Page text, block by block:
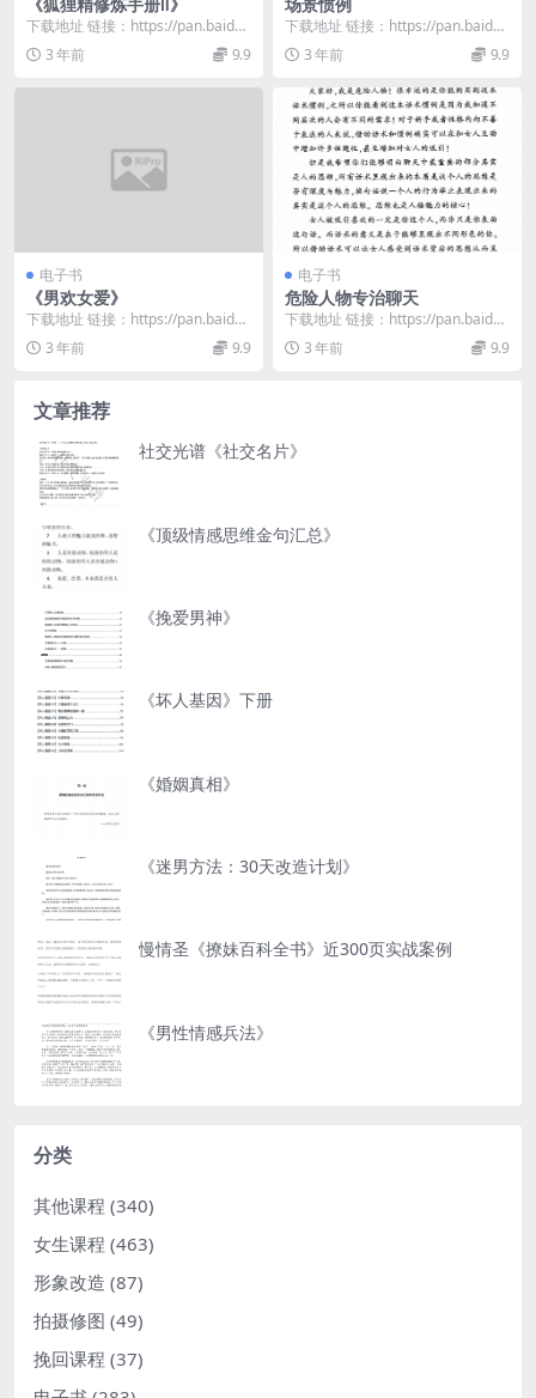
下载地址 链接：https://pan.baidu.
com/s/1zirzuJK...
3 年前 9.9
下载地址 链接：https://pan.baidu.
com/s/1X8d4s_Z...
3 年前 9.9
电子书
《男欢女爱》
下载地址 链接：https://pan.baidu.
com/s/1GYlRXBc...
3 年前 9.9
电子书
危险人物专治聊天
下载地址 链接：https://pan.baidu.
com/s/1igUdZHB...
3 年前 9.9
文章推荐
社交光谱《社交名片》
《顶级情感思维金句汇总》
《挽爱男神》
《坏人基因》下册
《婚姻真相》
《迷男方法：30天改造计划》
慢情圣《撩妹百科全书》近300页实战案例
《男性情感兵法》
分类
其他课程 (340)
女生课程 (463)
形象改造 (87)
拍摄修图 (49)
挽回课程 (37)